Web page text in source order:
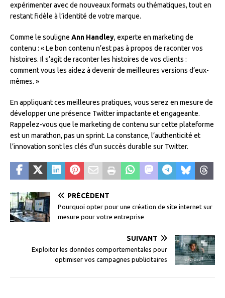
expérimenter avec de nouveaux formats ou thématiques, tout en
restant fidèle à l’identité de votre marque.
Comme le souligne Ann Handley, experte en marketing de
contenu : « Le bon contenu n’est pas à propos de raconter vos
histoires. Il s’agit de raconter les histoires de vos clients :
comment vous les aidez à devenir de meilleures versions d’eux-
mêmes. »
En appliquant ces meilleures pratiques, vous serez en mesure de
développer une présence Twitter impactante et engageante.
Rappelez-vous que le marketing de contenu sur cette plateforme
est un marathon, pas un sprint. La constance, l’authenticité et
l’innovation sont les clés d’un succès durable sur Twitter.
PRÉCÉDENT
Pourquoi opter pour une création de site internet sur
mesure pour votre entreprise
SUIVANT
Exploiter les données comportementales pour
optimiser vos campagnes publicitaires